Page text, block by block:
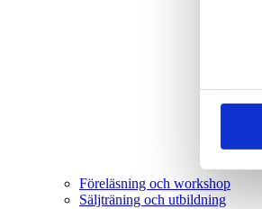
Föreläsning och workshop
Säljträning och utbildning